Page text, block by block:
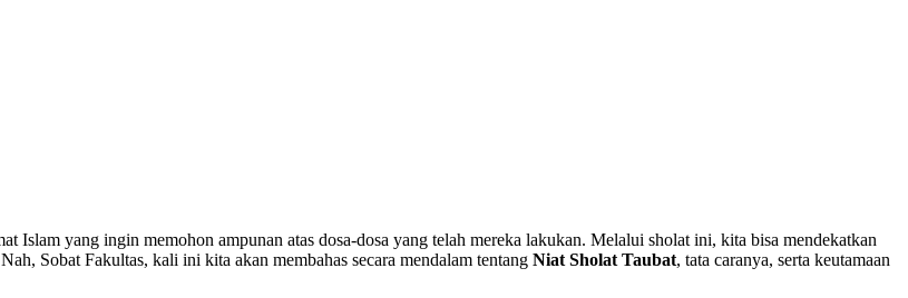
Islam yang ingin memohon ampunan atas dosa-dosa yang telah mereka lakukan. Melalui sholat ini, kita bisa mendekatkan
Sobat Fakultas, kali ini kita akan membahas secara mendalam tentang Niat Sholat Taubat, tata caranya, serta keutamaan